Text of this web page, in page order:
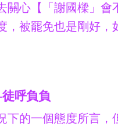
關心【「謝國樑」
，被罷免也是剛好，
呼負負
下的一個態度所言